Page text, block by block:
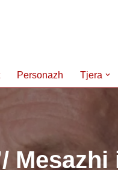
Personazh Tjera
Mesazhi